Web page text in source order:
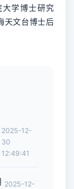
学博士研究
天文台博士后
2025-12-
30
12:49:41
2025-12-